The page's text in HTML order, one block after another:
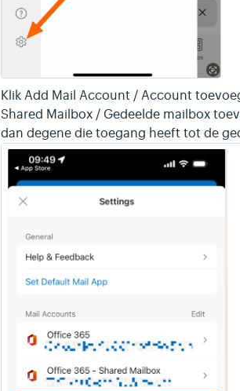
Klik Add Mail Account / Account
Shared Mailbox / Gedeelde mailbox
dan degene die toegang heeft tot de